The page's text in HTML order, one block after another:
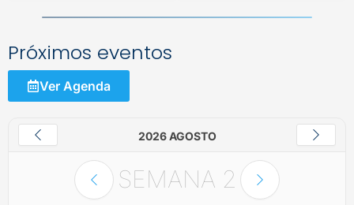
Próximos eventos
Ver Agenda
2026 AGOSTO
SEMANA 2